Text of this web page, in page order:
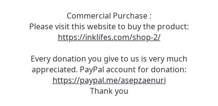
Commercial Purchase :
Please visit this website to buy the product:
https://inklifes.com/shop-2/
Every donation you give to us is very much
appreciated. PayPal account for donation:
https://paypal.me/asepzaenuri
Thank you